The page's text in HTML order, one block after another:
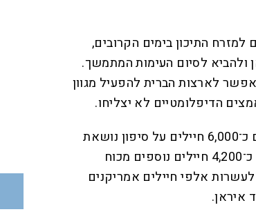
למזרח התיכון בימים הקרובים,
לסיום העימות המתמשך.
לארצות הברית להפעיל מגוון
הדיפלומטיים לא יצליחו.
בין הכוחות שצפויים להגיע לאזור נמצאים כ־6,000 חיילים על סיפון נושאת
המטוסים ג׳ורג׳ ה.וו. בוש וספינות ליווי, וכן כ־4,200 חיילים נוספים מכוח
אלפי חיילים אמריקנים
איראן.